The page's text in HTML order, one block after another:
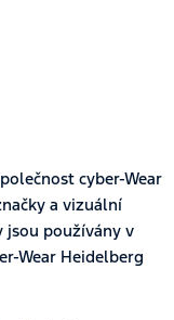
cyber-Wear
a vizuální
jsou používány v
Wear Heidelberg